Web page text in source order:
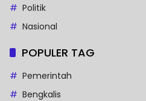
Politik
Nasional
POPULER TAG
Pemerintah
Bengkalis